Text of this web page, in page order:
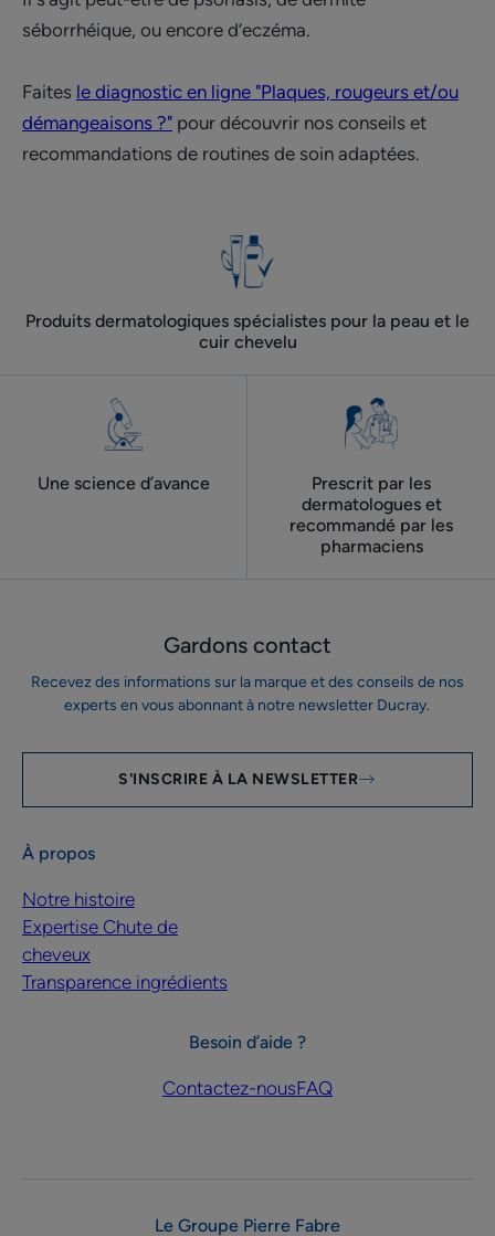
séborrhéique, ou encore d’eczéma.
Faites le diagnostic en ligne "Plaques, rougeurs et/ou
démangeaisons ?" pour découvrir nos conseils et
recommandations de routines de soin adaptées.
Produits dermatologiques spécialistes pour la peau et le
cuir chevelu
Une science d’avance
Prescrit par les
dermatologues ​et
recommandé par les
pharmaciens
Gardons contact
Recevez des informations sur la marque et des conseils de nos
experts en vous abonnant à notre newsletter Ducray.
S'INSCRIRE À LA NEWSLETTER
À propos
Notre histoire
Expertise Chute de
cheveux
Transparence ingrédients
Besoin d’aide ?
Contactez-nousFAQ
Le Groupe Pierre Fabre